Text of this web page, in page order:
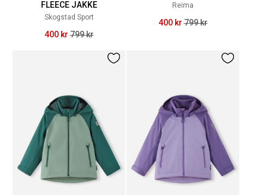
FLEECE JAKKE
Skogstad Sport
400 kr 799 kr
Reima
400 kr 799 kr